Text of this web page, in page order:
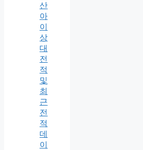
산
아
이
상
대
전
적
및
최
근
전
적
데
이